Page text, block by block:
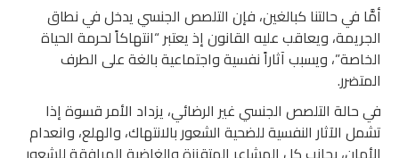
أمَّا في حالتنا كبالغين، فإن التلصص الجنسي يدخل في نطاق
الجريمة، ويعاقب عليه القانون إذ يعتبر “انتهاكاً لحرمة الحياة
الخاصة”، ويسبب آثاراً نفسية واجتماعية بالغة على الطرف
المتضرر.
في حالة التلصص الجنسي غير الرضائي، يزداد الأمر قسوة إذا
تشمل الآثار النفسية للضحية الشعور بالانتهاك، والهلع، وانعدام